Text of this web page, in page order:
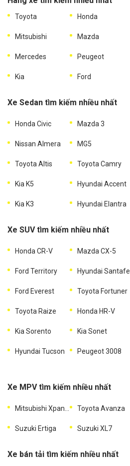
Toyota Honda
Mitsubishi Mazda
Mercedes Peugeot
Kia Ford
Xe Sedan tìm kiếm nhiều nhất
Honda Civic Mazda 3
Nissan Almera MG5
Toyota Altis Toyota Camry
Kia K5 Hyundai Accent
Kia K3 Hyundai Elantra
Xe SUV tìm kiếm nhiều nhất
Honda CR-V Mazda CX-5
Ford Territory Hyundai Santafe
Ford Everest Toyota Fortuner
Toyota Raize Honda HR-V
Kia Sorento Kia Sonet
Hyundai Tucson Peugeot 3008
Xe MPV tìm kiếm nhiều nhất
Toyota Avanza
Suzuki Ertiga Suzuki XL7
Xe bán tải tìm kiếm nhiều nhất